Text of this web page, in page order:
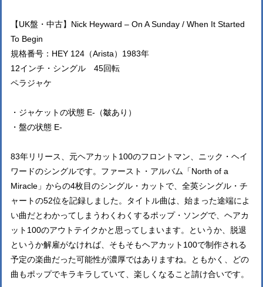
【UK盤・中古】Nick Heyward – On A Sunday / When It Started
To Begin
規格番号：HEY 124（Arista）1983年
12インチ・シングル 45回転
ペラジャケ
・ジャケットの状態 E-（皺あり）
・盤の状態 E-
83年リリース、元ヘアカット100のフロントマン、ニック・ヘイ
ワードのシングルです。ファースト・アルバム「North of a
Miracle」からの4枚目のシングル・カットで、全英シングル・チ
ャートの52位を記録しました。タイトル曲は、始まった途端によ
い曲だとわかってしまうわくわくするポップ・ソングで、ヘアカ
ット100のアウトテイクかと思ってしまいます。というか、脱退
というか解雇がなければ、そもそもヘアカット100で制作される
予定の楽曲だった可能性が濃厚ではありますね。ともかく、どの
曲もポップでキラキラしていて、楽しくなること請け合いです。